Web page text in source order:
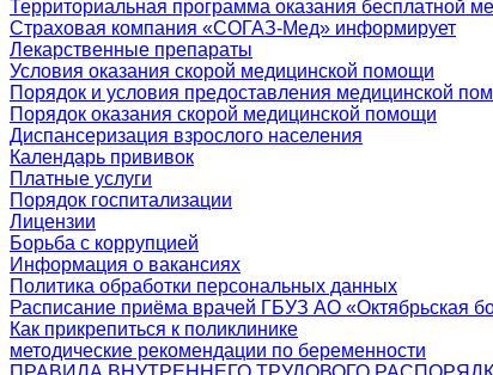
Территориальная программа оказания бесплатной
Страховая компания «СОГАЗ-Мед» информирует
Лекарственные препараты
Условия оказания скорой медицинской помощи
Порядок и условия предоставления медицинской
Порядок оказания скорой медицинской помощи
Диспансеризация взрослого населения
Календарь прививок
Платные услуги
Порядок госпитализации
Лицензии
Борьба с коррупцией
Информация о вакансиях
Политика обработки персональных данных
Расписание приёма врачей ГБУЗ АО «Октябрьская
Как прикрепиться к поликлинике
методические рекомендации по беременности